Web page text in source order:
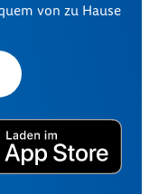
von zu Hause